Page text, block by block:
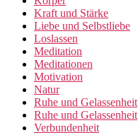
Kraft und Stärke
Liebe und Selbstliebe
Loslassen
Meditation
Meditationen
Motivation
Natur
Ruhe und Gelassenheit
Ruhe und Gelassenheit
Verbundenheit